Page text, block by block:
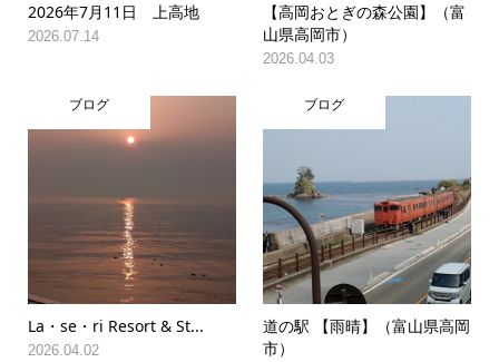
2026年7月11日 上高地
2026.07.14
【高岡おとぎの森公園】（富
山県高岡市）
2026.04.03
ブログ
La・se・ri Resort & St...
2026.04.02
ブログ
道の駅 【雨晴】（富山県高岡
市）